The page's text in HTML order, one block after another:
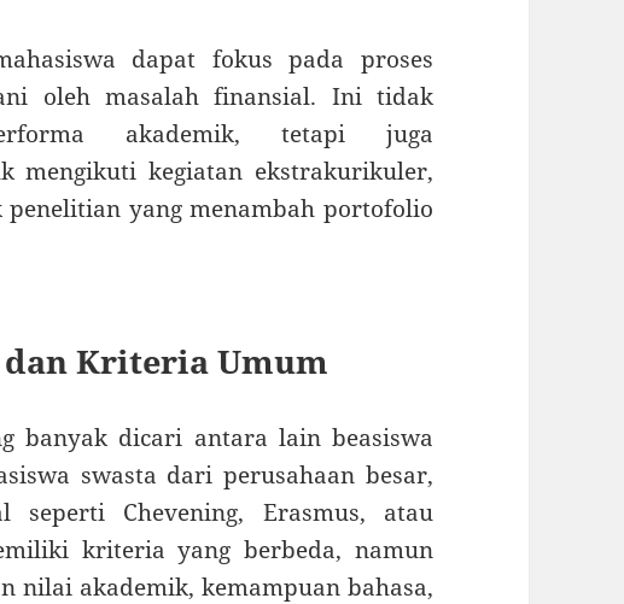
dapat fokus pada proses
oleh masalah finansial. Ini tidak
akademik, tetapi juga
mengikuti kegiatan ekstrakurikuler,
yang menambah portofolio
dan Kriteria Umum
banyak dicari antara lain beasiswa
swasta dari perusahaan besar,
seperti Chevening, Erasmus, atau
kriteria yang berbeda, namun
nilai akademik, kemampuan bahasa,